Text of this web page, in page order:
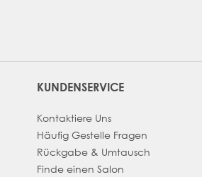
KUNDENSERVICE
Kontaktiere Uns
Häufig Gestelle Fragen
Rückgabe & Umtausch
Finde einen Salon